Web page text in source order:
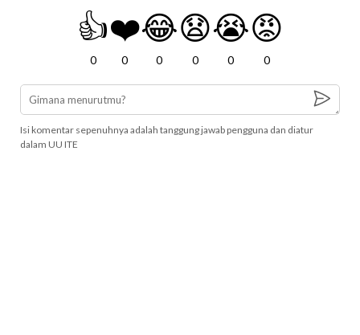
👍
0
❤️
0
😂
0
😧
0
😭
0
😡
0
Isi komentar sepenuhnya adalah tanggung jawab pengguna dan diatur
dalam UU ITE